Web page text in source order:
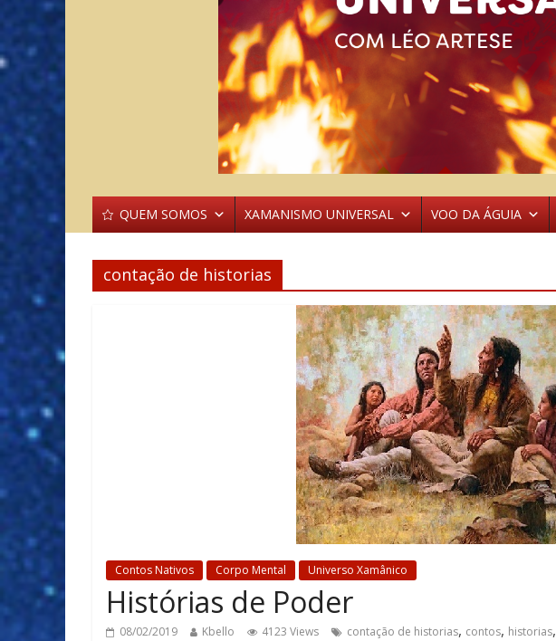
QUEM SOMOS XAMANISMO UNIVERSAL VOO DA ÁGUIA
contação de historias
Contos Nativos Corpo Mental Universo Xamânico
Histórias de Poder
08/02/2019 Kbello 4123 Views contação de historias, contos, historias,